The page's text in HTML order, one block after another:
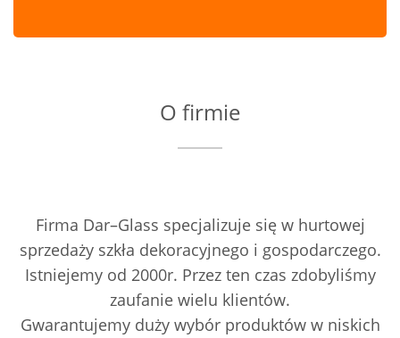
O firmie
Firma Dar–Glass specjalizuje się w hurtowej
sprzedaży szkła dekoracyjnego i gospodarczego.
Istniejemy od 2000r. Przez ten czas zdobyliśmy
zaufanie wielu klientów.
Gwarantujemy duży wybór produktów w niskich